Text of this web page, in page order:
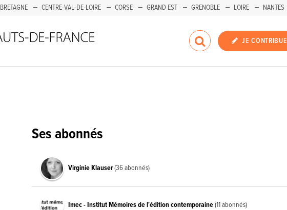
BRETAGNE CENTRE-VAL-DE-LOIRE CORSE GRAND EST GRENOBLE LOIRE NANTES
JE CONTRIBUE
Ses abonnés
Virginie Klauser(36 abonnés)
Imec - Institut Mémoires de l'édition contemporaine(11 abonnés)